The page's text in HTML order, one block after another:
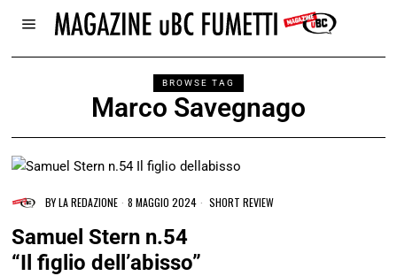
BROWSE TAG
Marco Savegnago
BYLA REDAZIONE 8 MAGGIO 2024 SHORT REVIEW
Samuel Stern n.54
“Il figlio dell’abisso”